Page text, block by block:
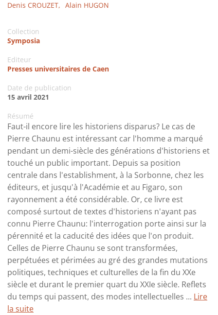
Denis CROUZET, Alain HUGON
Collection
Symposia
Editeur
Presses universitaires de Caen
Date de publication
15 avril 2021
Résumé
Faut-il encore lire les historiens disparus? Le cas de
Pierre Chaunu est intéressant car l'homme a marqué
pendant un demi-siècle des générations d'historiens et
touché un public important. Depuis sa position
centrale dans l'establishment, à la Sorbonne, chez les
éditeurs, et jusqu'à l'Académie et au Figaro, son
rayonnement a été considérable. Or, ce livre est
composé surtout de textes d'historiens n'ayant pas
connu Pierre Chaunu: l'interrogation porte ainsi sur la
pérennité et la caducité des idées que l'on produit.
Celles de Pierre Chaunu se sont transformées,
perpétuées et périmées au gré des grandes mutations
politiques, techniques et culturelles de la fin du XXe
siècle et durant le premier quart du XXIe siècle. Reflets
du temps qui passent, des modes intellectuelles ... Lire
la suite